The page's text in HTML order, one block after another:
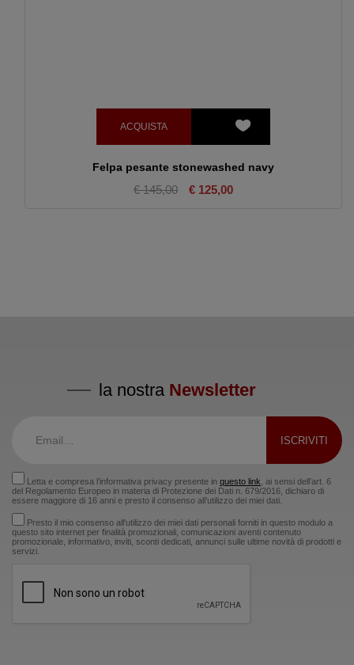
ACQUISTA
Felpa pesante stonewashed navy
€ 145,00 € 125,00
la nostra Newsletter
Letta e compresa l’informativa privacy presente in questo link , ai sensi dell’art. 6
del Regolamento Europeo in materia di Protezione dei Dati n. 679/2016, dichiaro di
essere maggiore di 16 anni e presto il consenso all’utilizzo dei miei dati.
Presto il mio consenso all'utilizzo dei miei dati personali forniti in questo modulo a
questo sito internet per finalità promozionali, comunicazioni aventi contenuto
promozionale, informativo, inviti, sconti dedicati, annunci sulle ultime novità di prodotti e
servizi.